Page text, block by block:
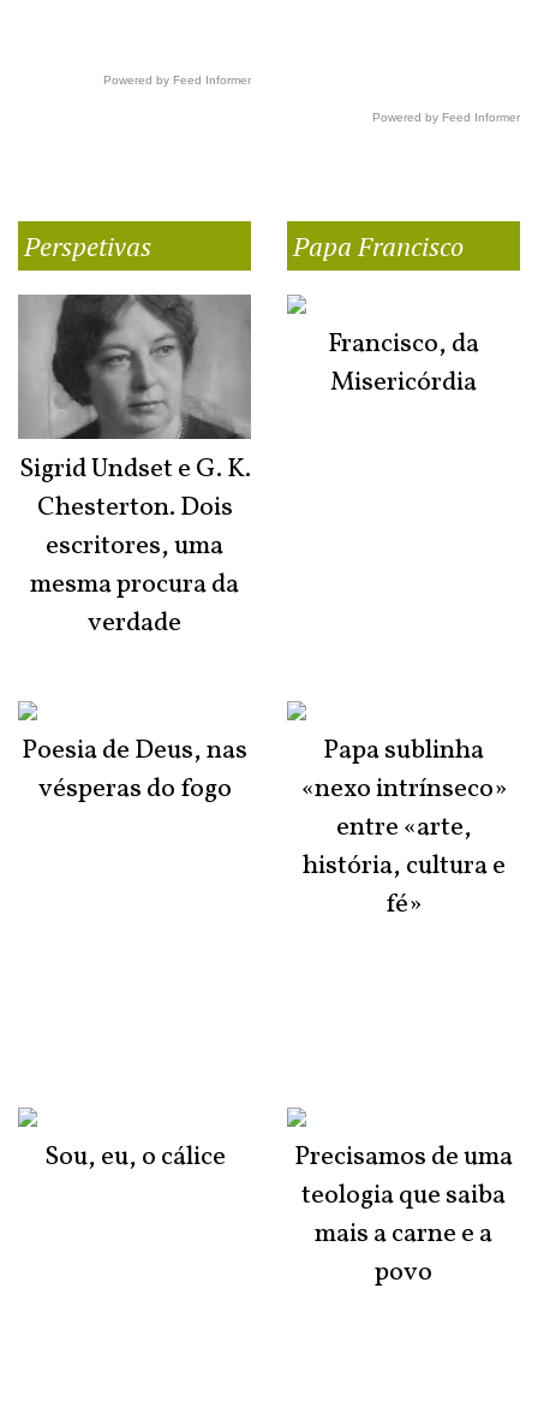
Powered by Feed Informer
Powered by Feed Informer
Perspetivas
Sigrid Undset e G. K.
Chesterton. Dois
escritores, uma
mesma procura da
verdade
Poesia de Deus, nas
vésperas do fogo
Sou, eu, o cálice
Papa Francisco
Francisco, da
Misericórdia
Papa sublinha
«nexo intrínseco»
entre «arte,
história, cultura e
fé»
Precisamos de uma
teologia que saiba
mais a carne e a
povo